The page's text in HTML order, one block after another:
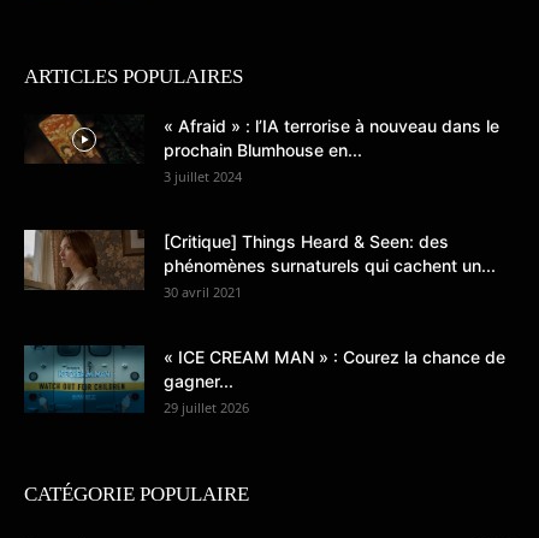
ARTICLES POPULAIRES
« Afraid » : l’IA terrorise à nouveau dans le
prochain Blumhouse en...
3 juillet 2024
[Critique] Things Heard & Seen: des
phénomènes surnaturels qui cachent un...
30 avril 2021
« ICE CREAM MAN » : Courez la chance de
gagner...
29 juillet 2026
CATÉGORIE POPULAIRE